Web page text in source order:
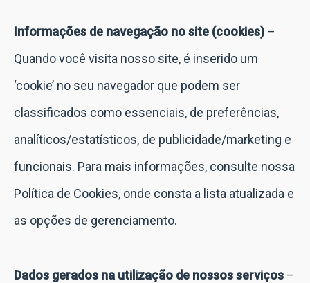
Informações de navegação no site (cookies) –
Quando você visita nosso site, é inserido um
‘cookie’ no seu navegador que podem ser
classificados como essenciais, de preferências,
analíticos/estatísticos, de publicidade/marketing e
funcionais. Para mais informações, consulte nossa
Política de Cookies, onde consta a lista atualizada e
as opções de gerenciamento.
Dados gerados na utilização de nossos serviços –